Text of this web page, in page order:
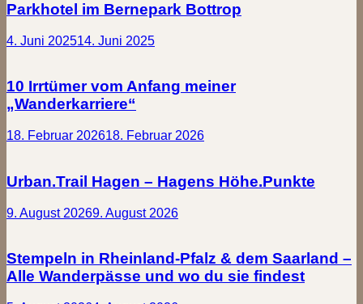
Parkhotel im Bernepark Bottrop
4. Juni 202514. Juni 2025
10 Irrtümer vom Anfang meiner
„Wanderkarriere“
18. Februar 202618. Februar 2026
Urban.Trail Hagen – Hagens Höhe.Punkte
9. August 20269. August 2026
Stempeln in Rheinland-Pfalz & dem Saarland –
Alle Wanderpässe und wo du sie findest